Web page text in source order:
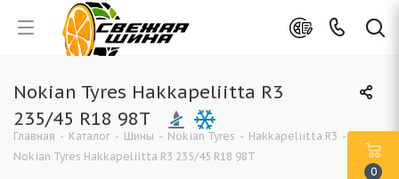
Nokian Tyres Hakkapeliitta R3
235/45 R18 98T
Главная - Каталог - Шины - Nokian Tyres - Hakkapeliitta R3 -
Nokian Tyres Hakkapeliitta R3 235/45 R18 98T
0